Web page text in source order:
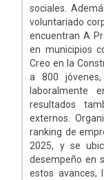
sociales.
voluntariado
encuentran A
en municipios
Creo en la
a 800
laboralmente
resultados
externos.
ranking de
2025, y se
desempeño en
estos avances,